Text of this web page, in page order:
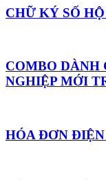
CHỮ KÝ SỐ
COMBO DÀNH
NGHIỆP MỚI
HÓA ĐƠN